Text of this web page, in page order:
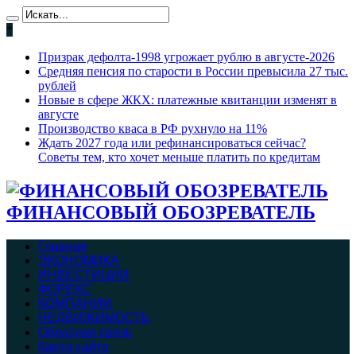
*
Призрак дефолта-1998 угрожает рублю в августе-2026
Средняя пенсия по старости в России превысила 27 тыс.
рублей
Новые в сфере ЖКХ: платежные квитанции изменят в
августе
Производство кваса в РФ рухнуло на 11%
Ждать 2027 года или рефинансироваться сейчас?
Советы тем, кто хочет меньше платить по кредитам
ФИНАНСОВЫЙ ОБОЗРЕВАТЕЛЬ
Главная
ЭКОНОМИКА
ИНВЕСТИЦИИ
ФОРЕКС
КОМПАНИИ
НЕДВИЖИМОСТЬ
Обратная связь
Карта сайта